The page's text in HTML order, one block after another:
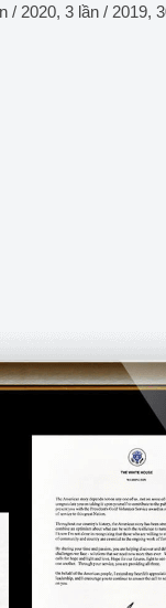
/ 2020, 3 lần / 2019,